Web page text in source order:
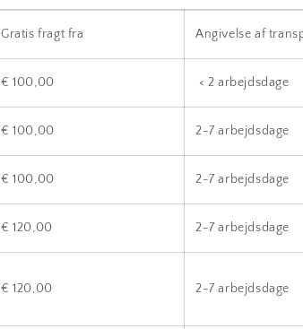
Gratis fragt fra Angivelse af
€ 100,00 < 2 arbejdsdage
€ 100,00 2-7 arbejdsdage
€ 100,00 2-7 arbejdsdage
€ 120,00 2-7 arbejdsdage
€ 120,00 2-7 arbejdsdage